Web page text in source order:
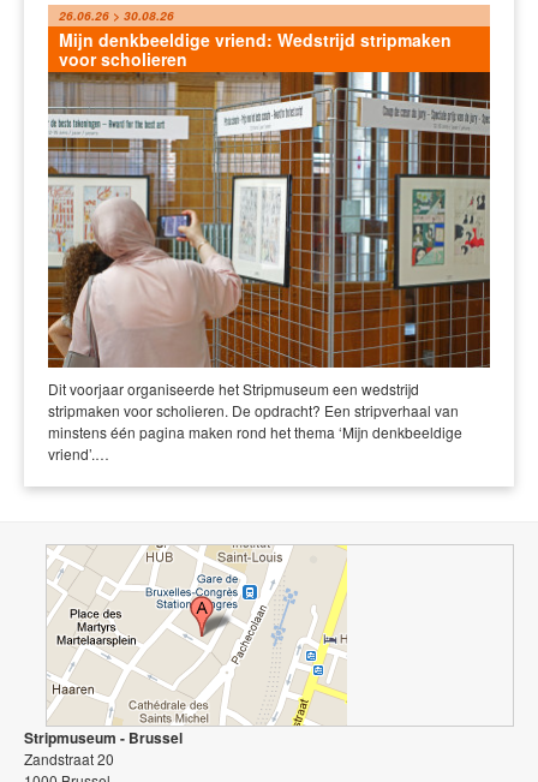
26.06.26 > 30.08.26
Mijn denkbeeldige vriend: Wedstrijd stripmaken
voor scholieren
Dit voorjaar organiseerde het Stripmuseum een wedstrijd
stripmaken voor scholieren. De opdracht? Een stripverhaal van
minstens één pagina maken rond het thema ‘Mijn denkbeeldige
vriend’.…
Stripmuseum - Brussel
Zandstraat 20